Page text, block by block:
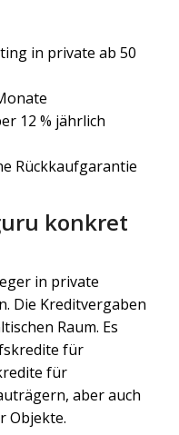
in private ab 50
12 % jährlich
Rückkaufgarantie
konkret
in private
Die Kreditvergaben
Raum. Es
für
für
aber auch
Objekte.